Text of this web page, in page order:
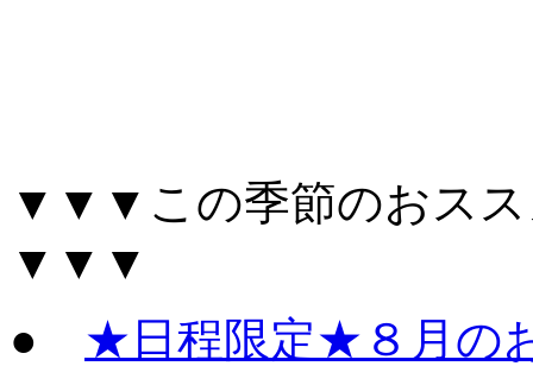
▼▼▼この季節のおスス
▼▼▼
● ★日程限定★８月の